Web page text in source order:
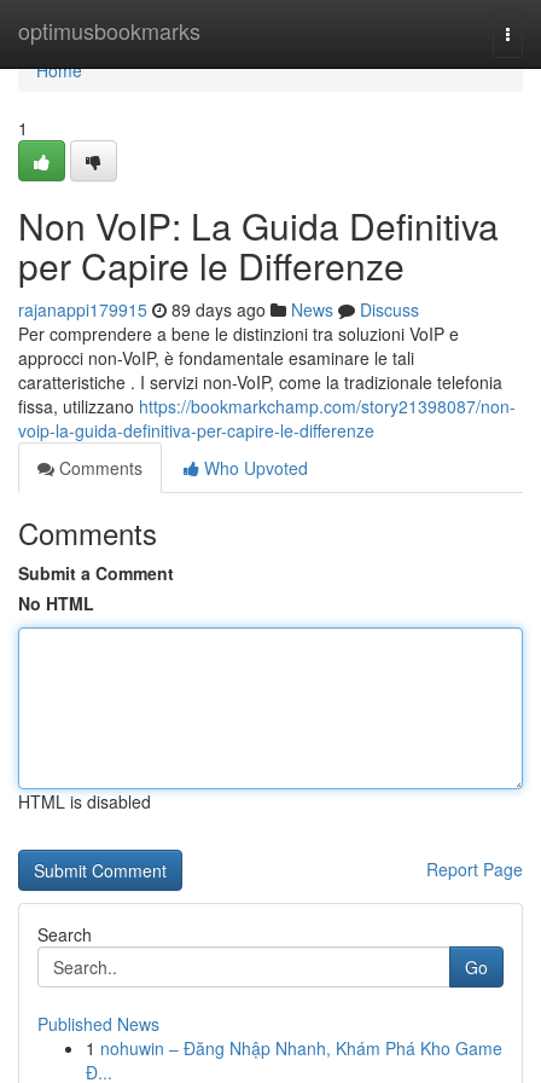
optimusbookmarks
Home
Home
1
Non VoIP: La Guida Definitiva
per Capire le Differenze
rajanappi179915 89 days ago News
Discuss
Per comprendere a bene le distinzioni tra soluzioni VoIP e
approcci non-VoIP, è fondamentale esaminare le tali
caratteristiche . I servizi non-VoIP, come la tradizionale telefonia
fissa, utilizzano https://bookmarkchamp.com/story21398087/non-
voip-la-guida-definitiva-per-capire-le-differenze
Comments
Who Upvoted
Comments
Submit a Comment
No HTML
HTML is disabled
Report Page
Search
Go
Published News
1 nohuwin – Đăng Nhập Nhanh, Khám Phá Kho Game
Đ...